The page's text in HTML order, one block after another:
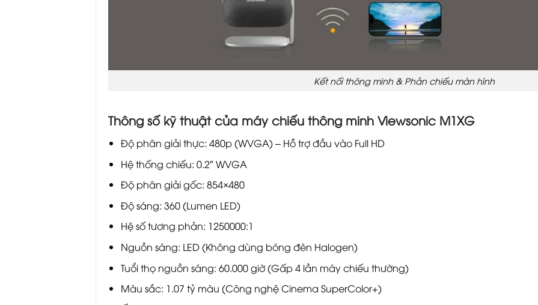
Kết nối thông minh & Phản chiếu màn hình
Thông số kỹ thuật của máy chiếu thông minh Viewsonic M1XG
Độ phân giải thực: 480p (WVGA) – Hỗ trợ đầu vào Full HD
Hệ thống chiếu: 0.2″ WVGA
Độ phân giải gốc: 854×480
Độ sáng: 360 (Lumen LED)
Hệ số tương phản: 1250000:1
Nguồn sáng: LED (Không dùng bóng đèn Halogen)
Tuổi thọ nguồn sáng: 60.000 giờ (Gấp 4 lần máy chiếu thường)
Màu sắc: 1.07 tỷ màu (Công nghệ Cinema SuperColor+)